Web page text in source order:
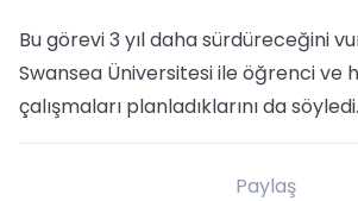
Bu görevi 3 yıl daha sürdüreceğini
Swansea Üniversitesi ile öğrenci ve
çalışmaları planladıklarını da söyledi.
Paylaş